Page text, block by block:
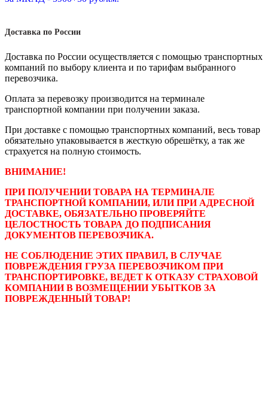
Доставка по России
Доставка по России осуществляется с помощью транспортных
компаний по выбору клиента и по тарифам выбранного
перевозчика.
Оплата за перевозку производится на терминале
транспортной компании при получении заказа.
При доставке с помощью транспортных компаний, весь товар
обязательно упаковывается в жесткую обрешётку, а так же
страхуется на полную стоимость.
ВНИМАНИЕ!
ПРИ ПОЛУЧЕНИИ ТОВАРА НА ТЕРМИНАЛЕ
ТРАНСПОРТНОЙ КОМПАНИИ, ИЛИ ПРИ АДРЕСНОЙ
ДОСТАВКЕ, ОБЯЗАТЕЛЬНО ПРОВЕРЯЙТЕ
ЦЕЛОСТНОСТЬ ТОВАРА ДО ПОДПИСАНИЯ
ДОКУМЕНТОВ ПЕРЕВОЗЧИКА.
НЕ СОБЛЮДЕНИЕ ЭТИХ ПРАВИЛ, В СЛУЧАЕ
ПОВРЕЖДЕНИЯ ГРУЗА ПЕРЕВОЗЧИКОМ ПРИ
ТРАНСПОРТИРОВКЕ, ВЕДЕТ К ОТКАЗУ СТРАХОВОЙ
КОМПАНИИ В ВОЗМЕЩЕНИИ УБЫТКОВ ЗА
ПОВРЕЖДЕННЫЙ ТОВАР!